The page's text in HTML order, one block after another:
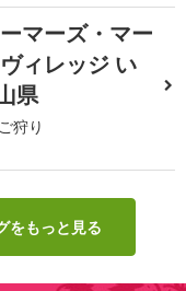
マーズ・マー
ィレッジ い
県
狩り
をもっと見る